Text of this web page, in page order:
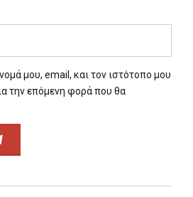
μου, email, και τον ιστότοπο μου
την επόμενη φορά που θα